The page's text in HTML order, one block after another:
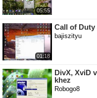
05:55
01:18
Call of
bajiszityu
DivX, XviD
khez
Robogo8